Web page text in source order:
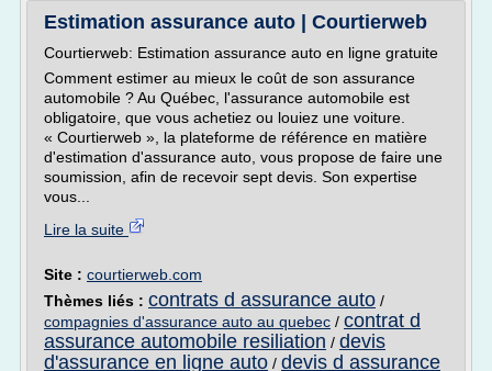
Estimation assurance auto | Courtierweb
Courtierweb: Estimation assurance auto en ligne gratuite
Comment estimer au mieux le coût de son assurance
automobile ? Au Québec, l'assurance automobile est
obligatoire, que vous achetiez ou louiez une voiture.
« Courtierweb », la plateforme de référence en matière
d'estimation d'assurance auto, vous propose de faire une
soumission, afin de recevoir sept devis. Son expertise
vous...
Lire la suite
Site : courtierweb.com
Thèmes liés : contrats d assurance auto /
compagnies d'assurance auto au quebec / contrat d
assurance automobile resiliation / devis
d'assurance en ligne auto / devis d assurance